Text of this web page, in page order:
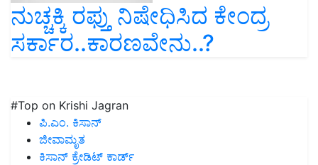
ನುಚ್ಚಕ್ಕಿ ರಫ್ತು ನಿಷೇಧಿಸಿದ ಕೇಂದ್ರ
ಸರ್ಕಾರ..ಕಾರಣವೇನು..?
#Top on Krishi Jagran
ಪಿ.ಎಂ. ಕಿಸಾನ್
ಜೀವಾಮೃತ
ಕಿಸಾನ್ ಕ್ರೇಡಿಟ್ ಕಾರ್ಡ್